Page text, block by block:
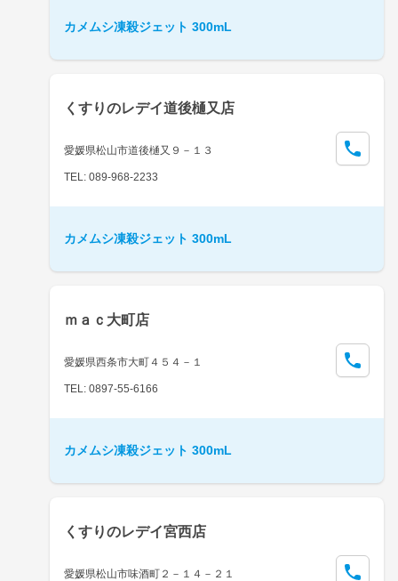
カメムシ凍殺ジェット 300mL
くすりのレデイ道後樋又店
愛媛県松山市道後樋又９－１３
TEL: 089-968-2233
カメムシ凍殺ジェット 300mL
ｍａｃ大町店
愛媛県西条市大町４５４－１
TEL: 0897-55-6166
カメムシ凍殺ジェット 300mL
くすりのレデイ宮西店
愛媛県松山市味酒町２－１４－２１